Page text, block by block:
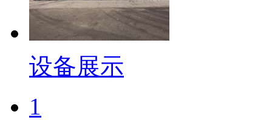
设备展示
1